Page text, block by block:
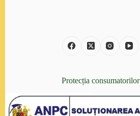
Protecția consumatorilor